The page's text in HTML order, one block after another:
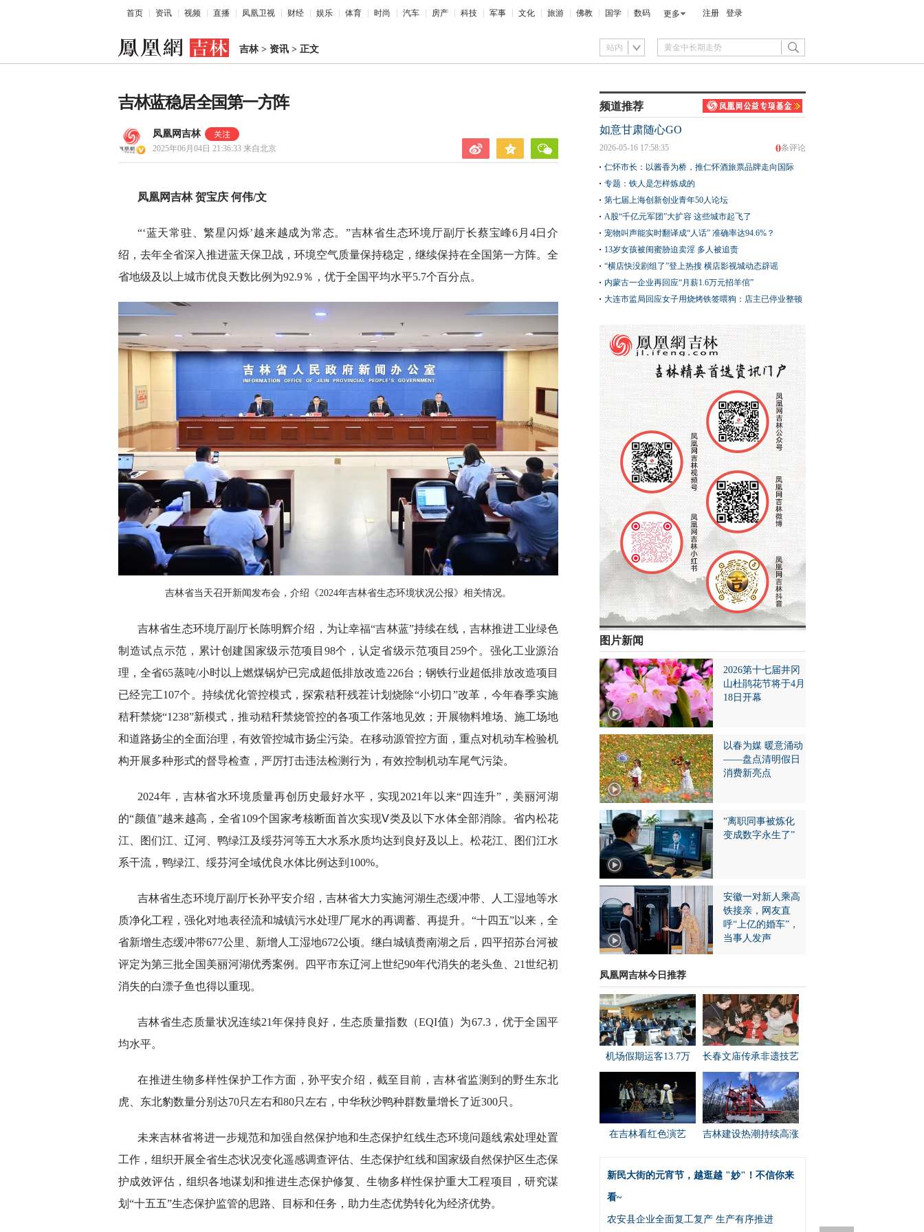
首页 资讯 视频 直播 凤凰卫视 财经 娱乐 体育 时尚 汽车 房产 科技 军事 文化 旅游 佛教 国学 数码 更多 注册 登录
吉林> 资讯 > 正文 站内
吉林蓝稳居全国第一方阵
凤凰网吉林
2025年06月04日 21:36:33 来自北京
凤凰网吉林 贺宝庆 何伟/文
“‘蓝天常驻、繁星闪烁’越来越成为常态。”吉林省生态环境厅副厅长蔡宝峰6月4日介
绍，去年全省深入推进蓝天保卫战，环境空气质量保持稳定，继续保持在全国第一方阵。全
省地级及以上城市优良天数比例为92.9％，优于全国平均水平5.7个百分点。
吉林省当天召开新闻发布会，介绍《2024年吉林省生态环境状况公报》相关情况。
吉林省生态环境厅副厅长陈明辉介绍，为让幸福“吉林蓝”持续在线，吉林推进工业绿色
制造试点示范，累计创建国家级示范项目98个，认定省级示范项目259个。强化工业源治
理，全省65蒸吨/小时以上燃煤锅炉已完成超低排放改造226台；钢铁行业超低排放改造项目
已经完工107个。持续优化管控模式，探索秸秆残茬计划烧除“小切口”改革，今年春季实施
秸秆禁烧“1238”新模式，推动秸秆禁烧管控的各项工作落地见效；开展物料堆场、施工场地
和道路扬尘的全面治理，有效管控城市扬尘污染。在移动源管控方面，重点对机动车检验机
构开展多种形式的督导检查，严厉打击违法检测行为，有效控制机动车尾气污染。
2024年，吉林省水环境质量再创历史最好水平，实现2021年以来“四连升”，美丽河湖
的“颜值”越来越高，全省109个国家考核断面首次实现Ⅴ类及以下水体全部消除。省内松花
江、图们江、辽河、鸭绿江及绥芬河等五大水系水质均达到良好及以上。松花江、图们江水
系干流，鸭绿江、绥芬河全域优良水体比例达到100%。
吉林省生态环境厅副厅长孙平安介绍，吉林省大力实施河湖生态缓冲带、人工湿地等水
质净化工程，强化对地表径流和城镇污水处理厂尾水的再调蓄、再提升。“十四五”以来，全
省新增生态缓冲带677公里、新增人工湿地672公顷。继白城镇赉南湖之后，四平招苏台河被
评定为第三批全国美丽河湖优秀案例。四平市东辽河上世纪90年代消失的老头鱼、21世纪初
消失的白漂子鱼也得以重现。
吉林省生态质量状况连续21年保持良好，生态质量指数（EQI值）为67.3，优于全国平
均水平。
在推进生物多样性保护工作方面，孙平安介绍，截至目前，吉林省监测到的野生东北
虎、东北豹数量分别达70只左右和80只左右，中华秋沙鸭种群数量增长了近300只。
未来吉林省将进一步规范和加强自然保护地和生态保护红线生态环境问题线索处理处置
工作，组织开展全省生态状况变化遥感调查评估、生态保护红线和国家级自然保护区生态保
护成效评估，组织各地谋划和推进生态保护修复、生物多样性保护重大工程项目，研究谋
划“十五五”生态保护监管的思路、目标和任务，助力生态优势转化为经济优势。
频道推荐
如意甘肃随心GO
0条评论
2026-05-16 17:58:35
仁怀市长：以酱香为桥，推仁怀酒旅票品牌走向国际
专题：铁人是怎样炼成的
第七届上海创新创业青年50人论坛
A股“千亿元军团”大扩容 这些城市起飞了
宠物叫声能实时翻译成“人话” 准确率达94.6%？
13岁女孩被闺蜜胁迫卖淫 多人被追责
“横店快没剧组了”登上热搜 横店影视城动态辟谣
内蒙古一企业再回应“月薪1.6万元招羊倌”
大连市监局回应女子用烧烤铁签喂狗：店主已停业整顿
图片新闻
2026第十七届井冈
山杜鹃花节将于4月
18日开幕
以春为媒 暖意涌动
——盘点清明假日
消费新亮点
“离职同事被炼化
变成数字永生了”
安徽一对新人乘高
铁接亲，网友直
呼“上亿的婚车”，
当事人发声
凤凰网吉林今日推荐
机场假期运客13.7万 长春文庙传承非遗技艺
在吉林看红色演艺 吉林建设热潮持续高涨
新民大街的元宵节，越逛越 "妙"！不信你来
看~
农安县企业全面复工复产 生产有序推进